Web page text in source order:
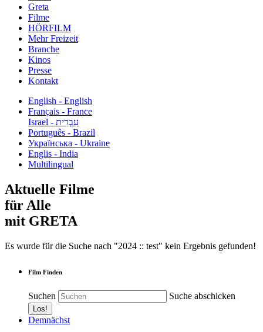
Greta
Filme
HÖRFILM
Mehr Freizeit
Branche
Kinos
Presse
Kontakt
English - English
Français - France
עִבְרִית - Israel
Português - Brazil
Українська - Ukraine
Englis - India
Multilingual
Aktuelle Filme
für Alle
mit GRETA
Es wurde für die Suche nach "2024 :: test" kein Ergebnis gefunden!
Film Finden
Suchen Suche abschicken
Demnächst